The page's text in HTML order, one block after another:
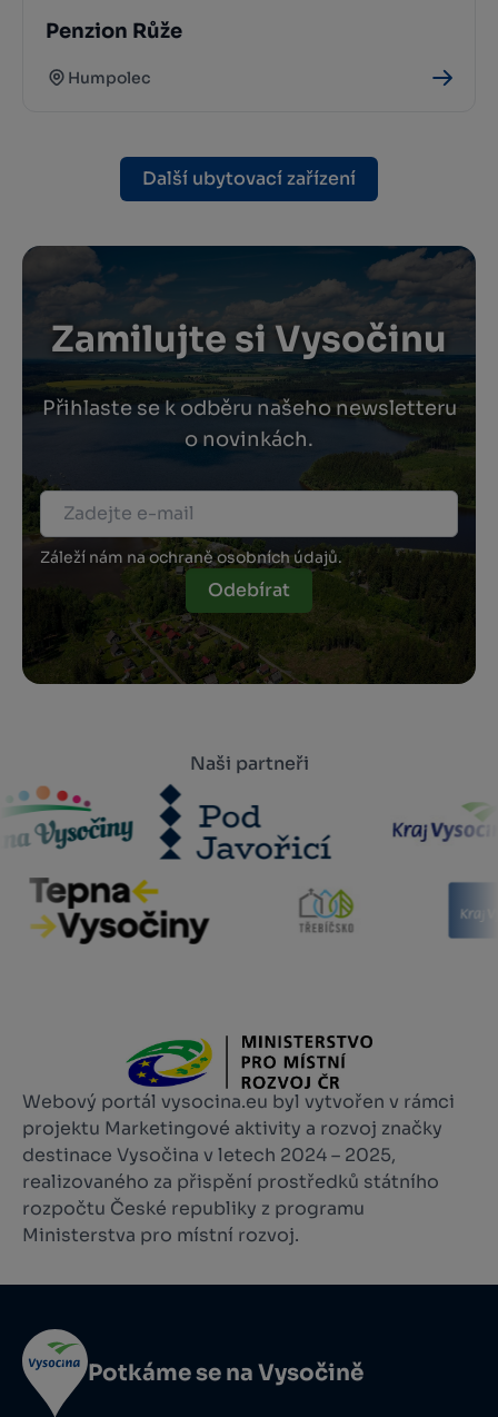
Penzion Růže
Humpolec
Další ubytovací zařízení
Zamilujte si Vysočinu
Přihlaste se k odběru našeho newsletteru
o novinkách.
Záleží nám na ochraně osobních údajů.
Odebírat
Naši partneři
Webový portál vysocina.eu byl vytvořen v rámci
projektu Marketingové aktivity a rozvoj značky
destinace Vysočina v letech 2024 – 2025,
realizovaného za přispění prostředků státního
rozpočtu České republiky z programu
Ministerstva pro místní rozvoj.
Potkáme se na Vysočině